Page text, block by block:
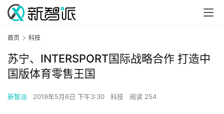
首页 科技
苏宁、INTERSPORT国际战略合作 打造中
国版体育零售王国
新智派 2019年5月6日 下午3:30 科技 阅读 254